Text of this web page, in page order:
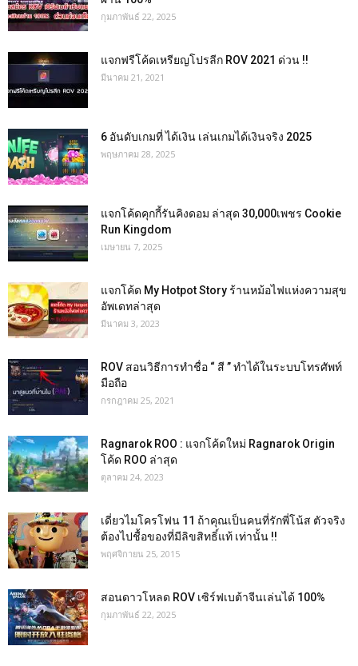
กุมภาพันธ์ 22, 2025
แจกฟรีโค้ดเหรียญโปรลีก ROV 2021 ด่วน !!
มีนาคม 21, 2021
6 อันดับเกมที่ ได้เงิน เล่นเกมได้เงินจริง 2025
พฤษภาคม 28, 2025
แจกโค้ดคุกกี้รันคิงดอม ล่าสุด 30,000เพชร Cookie
Run Kingdom
เมษายน 7, 2025
แจกโค้ด My Hotpot Story ร้านหม้อไฟแห่งความสุข
อัพเดทล่าสุด
มีนาคม 3, 2023
ROV สอนวิธีการทำชื่อ “ สี ” ทำได้ในระบบโทรศัพท์
มือถือ
กรกฎาคม 25, 2021
Ragnarok ROO : แจกโค้ดใหม่ Ragnarok Origin
โค้ด ROO ล่าสุด
ตุลาคม 24, 2023
เดี่ยวไมโครโฟน 11 ถ้าคุณเป็นคนที่รักพี่โน้ส ตัวจริง
ต้องไปชื้อของที่มีลิขสิทธิ์แท้ เท่านั้น !!
พฤศจิกายน 25, 2015
สอนดาวโหลด ROV เซิร์ฟเบต้าจีนเล่นได้ 100%
กุมภาพันธ์ 22, 2025